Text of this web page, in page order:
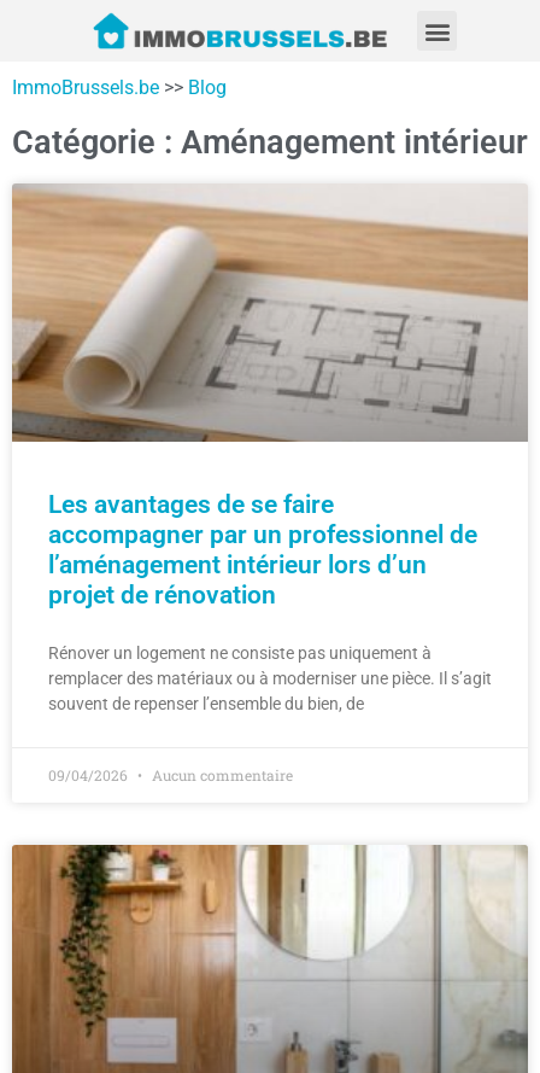
ImmoBrussels.be >> Blog
Catégorie : Aménagement intérieur
Les avantages de se faire
accompagner par un professionnel de
l’aménagement intérieur lors d’un
projet de rénovation
Rénover un logement ne consiste pas uniquement à
remplacer des matériaux ou à moderniser une pièce. Il s’agit
souvent de repenser l’ensemble du bien, de
09/04/2026 Aucun commentaire